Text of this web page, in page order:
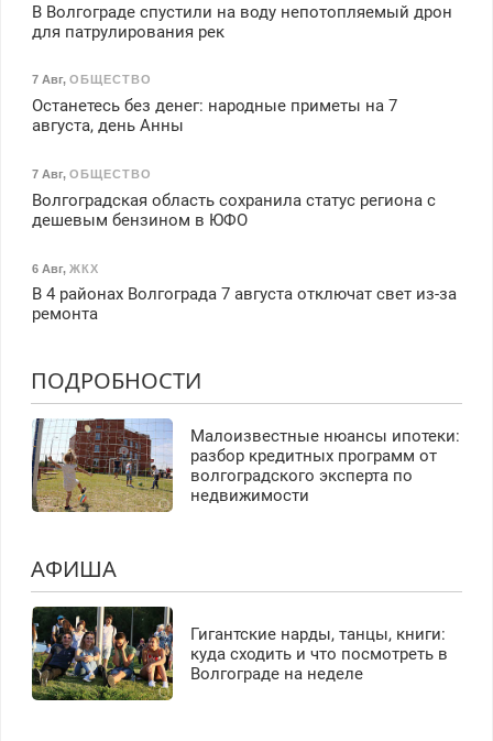
В Волгограде спустили на воду непотопляемый дрон
для патрулирования рек
7 Авг, ОБЩЕСТВО
Останетесь без денег: народные приметы на 7
августа, день Анны
7 Авг, ОБЩЕСТВО
Волгоградская область сохранила статус региона с
дешевым бензином в ЮФО
6 Авг, ЖКХ
В 4 районах Волгограда 7 августа отключат свет из-за
ремонта
ПОДРОБНОСТИ
Малоизвестные нюансы ипотеки:
разбор кредитных программ от
волгоградского эксперта по
недвижимости
АФИША
Гигантские нарды, танцы, книги:
куда сходить и что посмотреть в
Волгограде на неделе